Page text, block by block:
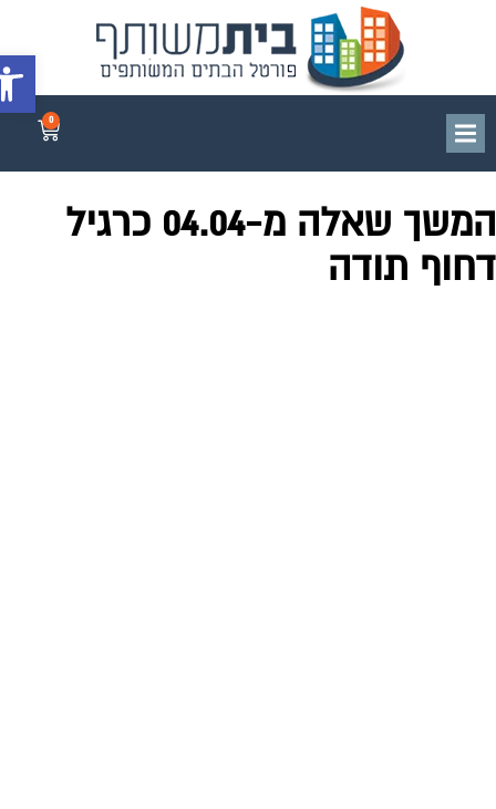
פתח
המשך שאלה מ-04.04 כרגיל
תודה